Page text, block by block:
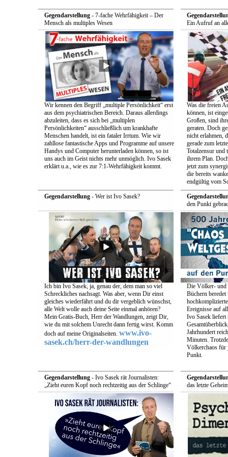
Gegendarstellung- 7-fache Wehrfähigkeit – Der
Mensch als multiples Wesen
Wir kennen den Begriff „multiple Persönlichkeit“ erst
aus dem psychiatrischen Bereich. Daraus allerdings
abzuleiten, dass es sich bei „multiplen
Persönlichkeiten“ ausschließlich um krankhafte
Menschen handelt, ist ein fataler Irrtum. Wie wir
zahllose fantastische Apps und Programme auf unsere
Handys und Computer herunterladen können, so ist
uns auch im Geist nichts mehr unmöglich. Ivo Sasek
erklärt u.a., wie es zur 7:1-Wehrfähigkeit kommt.
Ein Aufruf an
Was die freien
können, ist
Großen, sind
geraten. Doch
nicht erlahmen,
gerade zum
Totalzensur und
ihrem Plan.
jetzt zum
die bereits
endgültig vom
Gegendarstellung- Wer ist Ivo Sasek?
Ich bin Ivo Sasek, ja, genau der, dem man so viel
Schreckliches nachsagt. Was aber, wenn Dir einst
gleiches wiederfährt und du dir vergeblich wünschst,
alle Welt wolle auch deine Seite einmal anhören?
Mein Gratis-Buch, Herr der Wandlungen, zeigt Dir,
wie du mit solchem Unrecht dann fertig wirst. Komm
doch auf meine Originalseiten. www.ivo-
sasek.ch/herr-der-wandlungen
den Punkt
Die Völker- und
Büchern beredet
Ereignisse auf
Ivo Sasek liefert
Jahrhundert
Minuten.
Völkerchaos für
Punkt.
Gegendarstellung- Ivo Sasek rät Journalisten:
„Zieht euren Kopf noch rechtzeitig aus der Schlinge“
das letzte